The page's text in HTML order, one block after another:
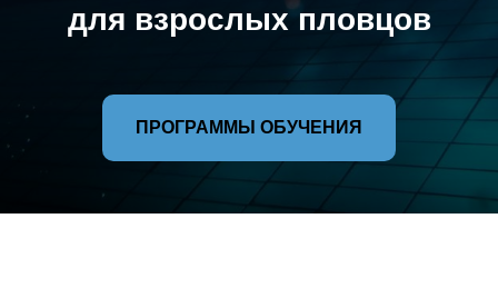
для взрослых пловцов
ПРОГРАММЫ ОБУЧЕНИЯ